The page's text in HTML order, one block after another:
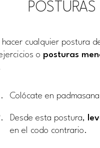
cualquier postura
o posturas
Colócate en padmasana
Desde esta postura,
en el codo contrario.